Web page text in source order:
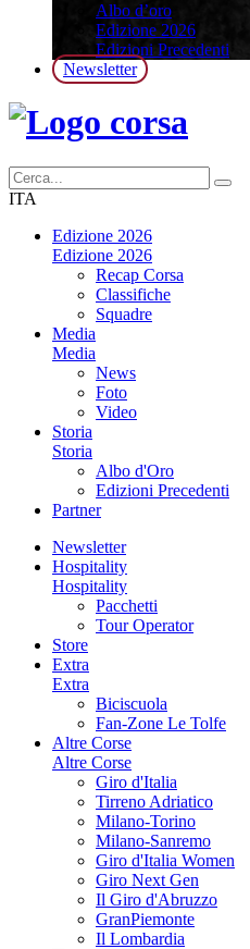
Albo d’oro
Edizione 2026
Edizioni Precedenti
Newsletter
ITA
Edizione 2026
Edizione 2026
Recap Corsa
Classifiche
Squadre
Media
Media
News
Foto
Video
Storia
Storia
Albo d'Oro
Edizioni Precedenti
Partner
Newsletter
Hospitality
Hospitality
Pacchetti
Tour Operator
Store
Extra
Extra
Biciscuola
Fan-Zone Le Tolfe
Altre Corse
Altre Corse
Giro d'Italia
Tirreno Adriatico
Milano-Torino
Milano-Sanremo
Giro d'Italia Women
Giro Next Gen
Il Giro d'Abruzzo
GranPiemonte
Il Lombardia